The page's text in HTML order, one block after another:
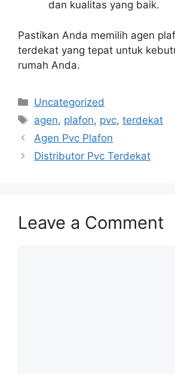
dan kualitas yang baik.
Pastikan Anda memilih agen
terdekat yang tepat untuk
rumah Anda.
Categories
Uncategorized
Tags
agen, plafon, pvc,terdekat
Agen Pvc Plafon
Distributor Pvc Terdekat
Leave a Comment